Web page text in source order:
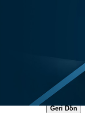
dosya/4355/Egitim-
Geri Dön